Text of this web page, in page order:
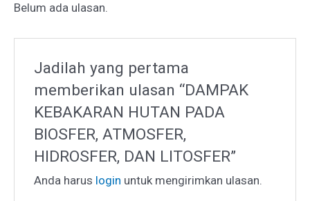
Belum ada ulasan.
Jadilah yang pertama
memberikan ulasan “DAMPAK
KEBAKARAN HUTAN PADA
BIOSFER, ATMOSFER,
HIDROSFER, DAN LITOSFER”
Anda harus login untuk mengirimkan ulasan.